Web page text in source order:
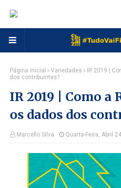
Página inicial Variedades
IR 2019 |
dos contribuintes?
IR 2019 | Como a
os dados dos
Marcello Silva Quarta-Feira, Abril